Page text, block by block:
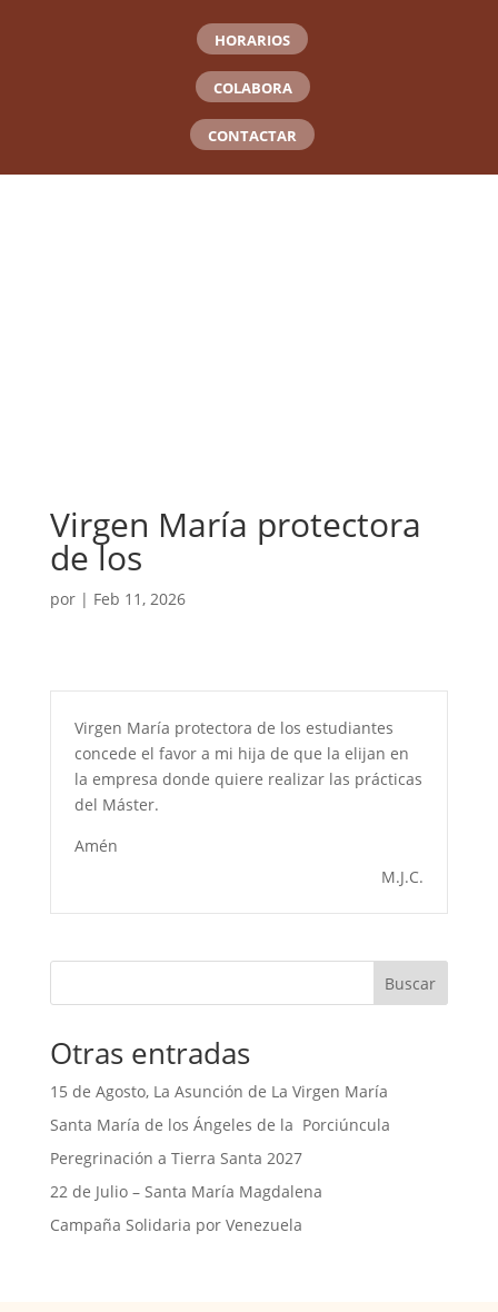
HORARIOS
COLABORA
CONTACTAR
Virgen María protectora
de los
por | Feb 11, 2026
Virgen María protectora de los estudiantes
concede el favor a mi hija de que la elijan en
la empresa donde quiere realizar las prácticas
del Máster.
Amén
M.J.C.
Buscar
Otras entradas
15 de Agosto, La Asunción de La Virgen María
Santa María de los Ángeles de la Porciúncula
Peregrinación a Tierra Santa 2027
22 de Julio – Santa María Magdalena
Campaña Solidaria por Venezuela